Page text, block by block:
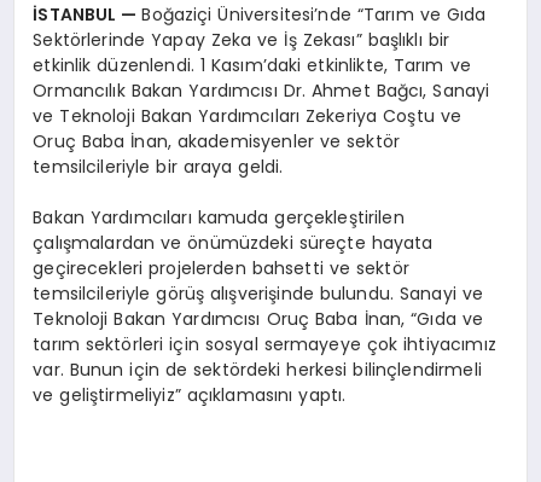
İSTANBUL —Boğaziçi Üniversitesi’nde “Tarım ve Gıda
Sektörlerinde Yapay Zeka ve İş Zekası” başlıklı bir
etkinlik düzenlendi. 1 Kasım’daki etkinlikte, Tarım ve
Ormancılık Bakan Yardımcısı Dr. Ahmet Bağcı, Sanayi
ve Teknoloji Bakan Yardımcıları Zekeriya Coştu ve
Oruç Baba İnan, akademisyenler ve sektör
temsilcileriyle bir araya geldi.
Bakan Yardımcıları kamuda gerçekleştirilen
çalışmalardan ve önümüzdeki süreçte hayata
geçirecekleri projelerden bahsetti ve sektör
temsilcileriyle görüş alışverişinde bulundu. Sanayi ve
Teknoloji Bakan Yardımcısı Oruç Baba İnan, “Gıda ve
tarım sektörleri için sosyal sermayeye çok ihtiyacımız
var. Bunun için de sektördeki herkesi bilinçlendirmeli
ve geliştirmeliyiz” açıklamasını yaptı.